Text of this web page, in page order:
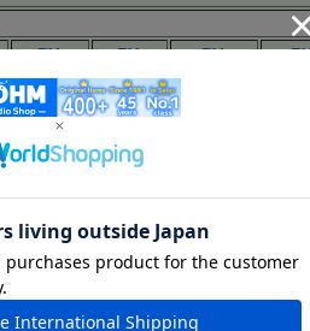
RY-
430M9/W
RY-
430N9/W
RY-
430M12/W
9ele×2列スタック
～ 440 MHz (fo:435 MHz)
50 Ω